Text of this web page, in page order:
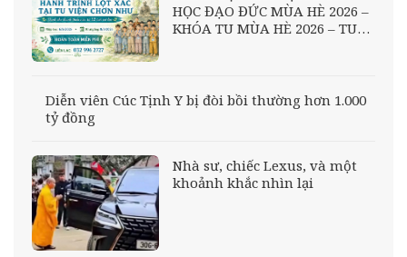
HỌC ĐẠO ĐỨC MÙA HÈ 2026 –
KHÓA TU MÙA HÈ 2026 – TU
Diễn viên Cúc Tịnh Y bị đòi bồi thường hơn 1.000
tỷ đồng
Nhà sư, chiếc Lexus, và một
khoảnh khắc nhìn lại